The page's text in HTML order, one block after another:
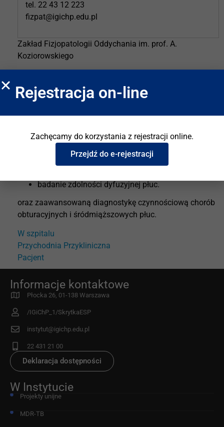
tel. 22 43 12 223
fizpat@igichp.edu.pl
Zakład Fizjopatologii Oddychania im. prof. A.
Koziorowskiego
Przychodni Przyklinicznej Instytutu.
W Zakładzie wykonujemy badania czynnościowe układu
pletyzmografię całego ciała,
badanie podatności układu oddechowego,
badanie zdolności dyfuzyjnej płuc.
oraz zaawansowaną diagnostykę czynnościową chorób
obturacyjnych i śródmiąższowych płuc.
W szpitalu
Przychodnia Przykliniczna
Pacjent
Informacje kontaktowe
Płocka 26, 01-138 Warszawa
/IGiChP_1/SkrytkaESP
instytut@igichp.edu.pl
22 431 21 00
Deklaracja dostępności
W Instytucie
Projekty unijne
MDR-TB
Rejestracja on-line
Zachęcamy do korzystania z rejestracji online.
Przejdź do e-rejestracji